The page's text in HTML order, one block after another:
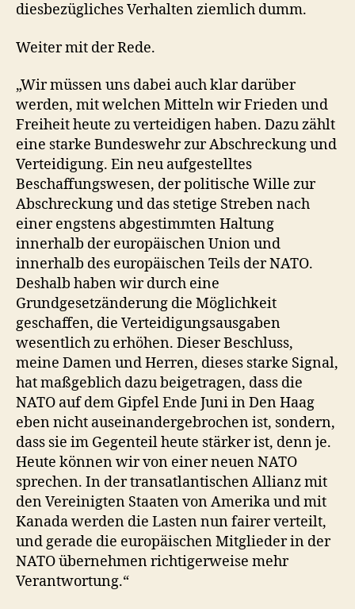
diesbezügliches Verhalten ziemlich dumm.
Weiter mit der Rede.
„Wir müssen uns dabei auch klar darüber
werden, mit welchen Mitteln wir Frieden und
Freiheit heute zu verteidigen haben. Dazu zählt
eine starke Bundeswehr zur Abschreckung und
Verteidigung. Ein neu aufgestelltes
Beschaffungswesen, der politische Wille zur
Abschreckung und das stetige Streben nach
einer engstens abgestimmten Haltung
innerhalb der europäischen Union und
innerhalb des europäischen Teils der NATO.
Deshalb haben wir durch eine
Grundgesetzänderung die Möglichkeit
geschaffen, die Verteidigungsausgaben
wesentlich zu erhöhen. Dieser Beschluss,
meine Damen und Herren, dieses starke Signal,
hat maßgeblich dazu beigetragen, dass die
NATO auf dem Gipfel Ende Juni in Den Haag
eben nicht auseinandergebrochen ist, sondern,
dass sie im Gegenteil heute stärker ist, denn je.
Heute können wir von einer neuen NATO
sprechen. In der transatlantischen Allianz mit
den Vereinigten Staaten von Amerika und mit
Kanada werden die Lasten nun fairer verteilt,
und gerade die europäischen Mitglieder in der
NATO übernehmen richtigerweise mehr
Verantwortung.“